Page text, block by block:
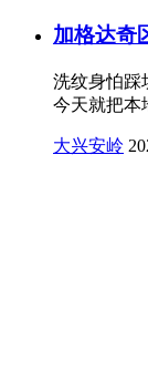
加格达奇
洗纹身怕踩
今天就把本
大兴安岭